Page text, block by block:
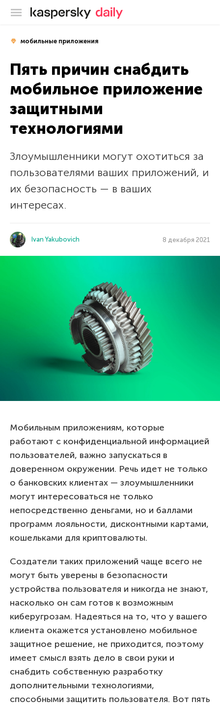
Блог Касперского
мобильные приложения
Пять причин снабдить
мобильное приложение
защитными
технологиями
Злоумышленники могут охотиться за
пользователями ваших приложений, и
их безопасность — в ваших
интересах.
Ivan Yakubovich 8 декабря 2021
Мобильным приложениям, которые
работают с конфиденциальной информацией
пользователей, важно запускаться в
доверенном окружении. Речь идет не только
о банковских клиентах ­­— злоумышленники
могут интересоваться не только
непосредственно деньгами, но и баллами
программ лояльности, дисконтными картами,
кошельками для криптовалюты.
Создатели таких приложений чаще всего не
могут быть уверены в безопасности
устройства пользователя и никогда не знают,
насколько он сам готов к возможным
киберугрозам. Надеяться на то, что у вашего
клиента окажется установлено мобильное
защитное решение, не приходится, поэтому
имеет смысл взять дело в свои руки и
снабдить собственную разработку
дополнительными технологиями,
способными защитить пользователя. Вот пять